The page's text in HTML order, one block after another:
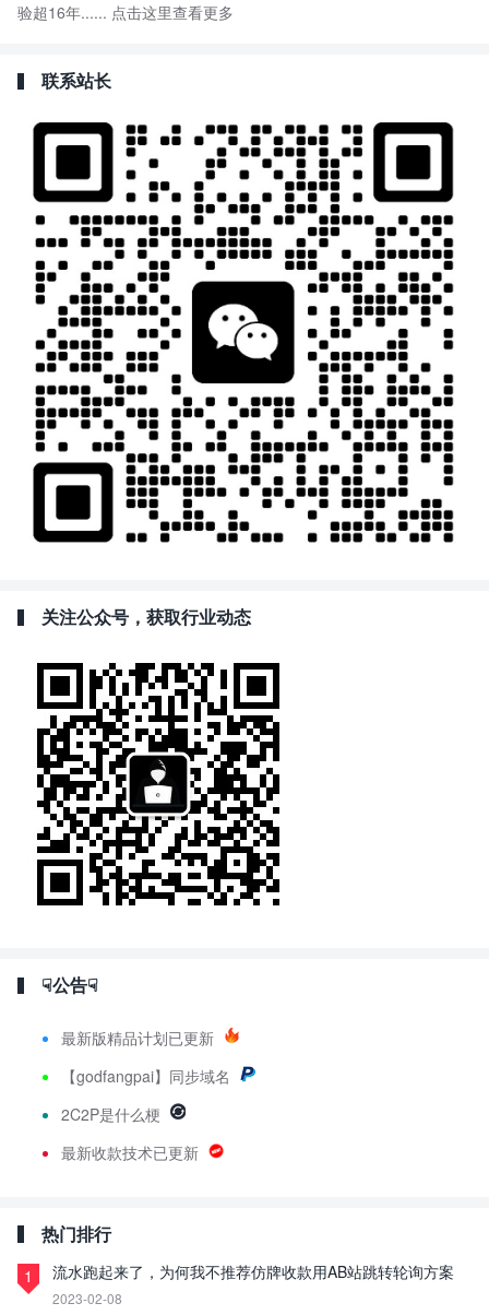
验超16年...... 点击这里查看更多
联系站长
关注公众号，获取行业动态
☟公告☟
最新版精品计划已更新
【godfangpai】同步域名
2C2P是什么梗
最新收款技术已更新
热门排行
1 流水跑起来了，为何我不推荐仿牌收款用AB站跳转轮询方案
2023-02-08